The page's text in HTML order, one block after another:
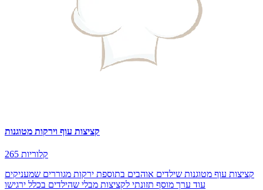
קציצות עוף וירקות מטוגנות
265 קלוריות
קציצות עוף מטוגנות שילדים אוהבים בתוספת ירקות מגוררים שמעניקים
עוד ערך מוסף תזונתי לקציצות מבלי שהילדים בכלל ירגישו